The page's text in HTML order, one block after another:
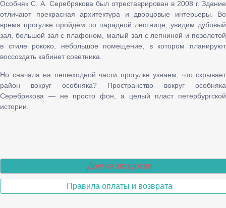
Особняк С. А. Серебрякова был отреставрирован в 2008 г. Здание
отличают прекрасная архитектура и дворцовые интерьеры. Во
время прогулке пройдём по парадной лестнице, увидим дубовый
зал, большой зал с плафоном, малый зал с лепниной и позолотой
в стиле рококо, небольшое помещение, в котором планируют
воссоздать кабинет советника.
Но сначала на пешеходной части прогулке узнаем, что скрывает
район вокруг особняка? Пространство вокруг особняка
Серебрякова — не просто фон, а целый пласт петербургской
истории.
Другие экскурсии
Правила оплаты и возврата